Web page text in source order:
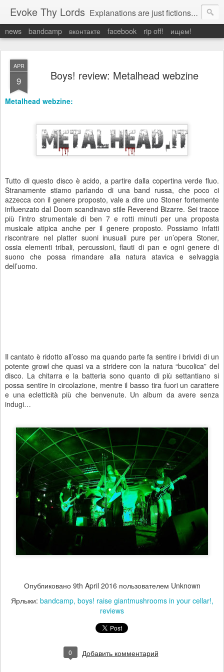
Evoke Thy Lords Explanations are just fictions to make us feel safe. Otherwise, we would have to admit the unexplained, and that would leave us prey to the chaos around us. Which is exactly what it is.
news bandcamp вконтакте facebook rip off! ищем!
APR
9 Boys! review: Metalhead webzine
Metalhead webzine:
Tutto di questo disco è acido, a partire dalla copertina verde fluo.
Stranamente stiamo parlando di una band russa, che poco ci
azzecca con il genere proposto, vale a dire uno Stoner fortemente
influenzato dal Doom scandinavo stile Reverend Bizarre. Sei tracce
più l’intro strumentale di ben 7 e rotti minuti per una proposta
musicale atipica anche per il genere proposto. Possiamo infatti
riscontrare nel platter suoni inusuali pure per un’opera Stoner,
ossia elementi tribali, percussioni, flauti di pan e ogni genere di
suono che possa rimandare alla natura atavica e selvaggia
dell’uomo.
Il cantato è ridotto all’osso ma quando parte fa sentire i brividi di un
potente growl che quasi va a stridere con la natura “bucolica” del
disco. La chitarra e la batteria sono quanto di più settantiano si
possa sentire in circolazione, mentre il basso tira fuori un carattere
e una ecletticità più che benvenute. Un album da avere senza
indugi…
Опубликовано 9th April 2016 пользователем Unknown
Ярлыки: bandcamp boys! raise giantmushrooms in your cellar!
reviews
0 Добавить комментарий